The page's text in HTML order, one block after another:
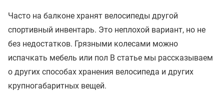
Часто на балконе хранят велосипеды другой
спортивный инвентарь. Это неплохой вариант, но не
без недостатков. Грязными колесами можно
испачкать мебель или пол В статье мы рассказываем
о других способах хранения велосипеда и других
крупногабаритных вещей.